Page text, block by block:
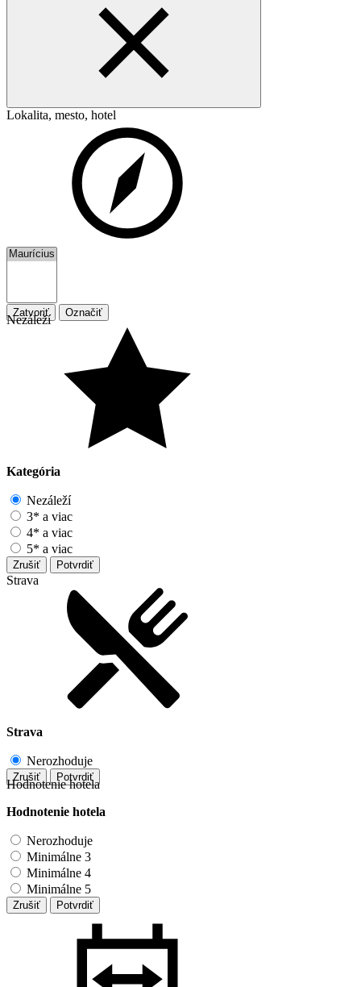
Lokalita, mesto, hotel
Zatvoriť Označiť
Nezáleží
Kategória
Nezáleží
3* a viac
4* a viac
5* a viac
Zrušiť Potvrdiť
Strava
Strava
Nerozhoduje
Zrušiť Potvrdiť
Hodnotenie hotela
Hodnotenie hotela
Nerozhoduje
Minimálne 3
Minimálne 4
Minimálne 5
Zrušiť Potvrdiť